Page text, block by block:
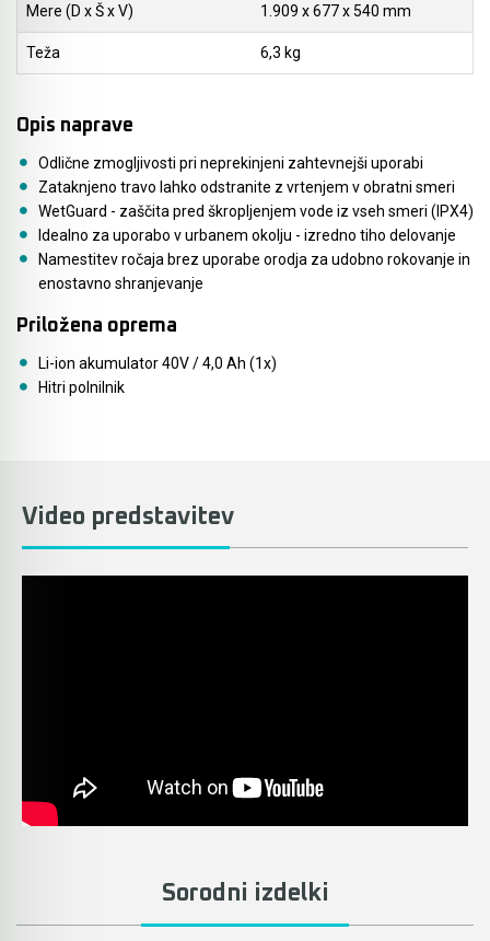
Mere (D x Š x V) 1.909 x 677 x 540 mm
Teža 6,3 kg
Opis naprave
Odlične zmogljivosti pri neprekinjeni zahtevnejši uporabi
Zataknjeno travo lahko odstranite z vrtenjem v obratni smeri
WetGuard - zaščita pred škropljenjem vode iz vseh smeri (IPX4)
Idealno za uporabo v urbanem okolju - izredno tiho delovanje
Namestitev ročaja brez uporabe orodja za udobno rokovanje in
enostavno shranjevanje
Priložena oprema
Li-ion akumulator 40V / 4,0 Ah (1x)
Hitri polnilnik
Video predstavitev
Sorodni izdelki